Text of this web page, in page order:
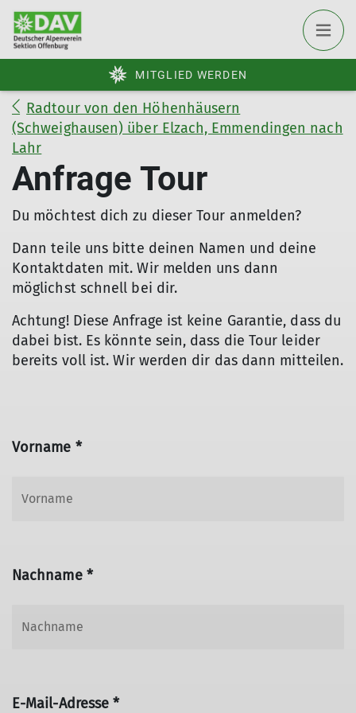
MITGLIED WERDEN
Radtour von den Höhenhäusern
(Schweighausen) über Elzach, Emmendingen nach
Lahr
Anfrage Tour
Du möchtest dich zu dieser Tour anmelden?
Dann teile uns bitte deinen Namen und deine
Kontaktdaten mit. Wir melden uns dann
möglichst schnell bei dir.
Achtung! Diese Anfrage ist keine Garantie, dass du
dabei bist. Es könnte sein, dass die Tour leider
bereits voll ist. Wir werden dir das dann mitteilen.
Vorname *
Nachname *
E-Mail-Adresse *